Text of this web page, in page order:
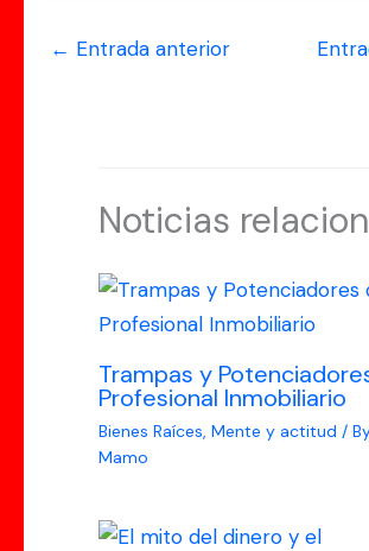
← Entrada anterior
Noticias
Trampas y
Profesional Inmobiliario
Bienes Raíces, Mente y actitud /
Mamo